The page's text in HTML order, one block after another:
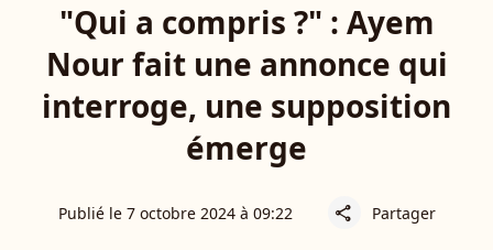
"Qui a compris ?" : Ayem
Nour fait une annonce qui
interroge, une supposition
émerge
Publié le 7 octobre 2024 à 09:22 share Partager